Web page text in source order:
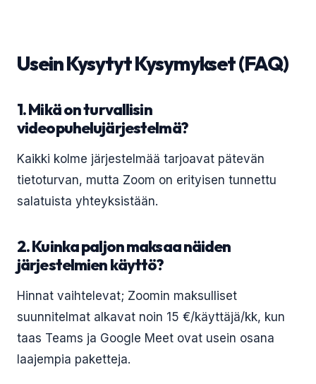
Usein Kysytyt Kysymykset (FAQ)
1. Mikä on turvallisin
videopuhelujärjestelmä?
Kaikki kolme järjestelmää tarjoavat pätevän
tietoturvan, mutta Zoom on erityisen tunnettu
salatuista yhteyksistään.
2. Kuinka paljon maksaa näiden
järjestelmien käyttö?
Hinnat vaihtelevat; Zoomin maksulliset
suunnitelmat alkavat noin 15 €/käyttäjä/kk, kun
taas Teams ja Google Meet ovat usein osana
laajempia paketteja.